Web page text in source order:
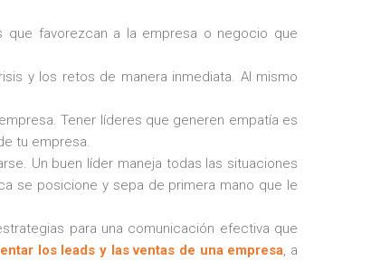
favorezcan a la empresa o negocio que
y los retos de manera inmediata. Al mismo
Tener líderes que generen empatía es
tu empresa.
Un buen líder maneja todas las situaciones
se posicione y sepa de primera mano que le
para una comunicación efectiva que
los leads y las ventas de una empresa, a